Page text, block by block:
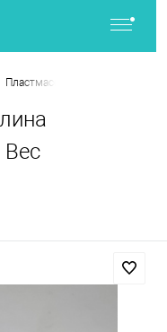
Пластмассовые формы,